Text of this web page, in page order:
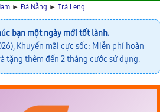
► Đà Nẵng ► Trà Leng
bạn một ngày mới tốt lành.
Khuyến mãi cực sốc: Miễn phí hoàn
tặng thêm đến 2 tháng cước sử dụng.